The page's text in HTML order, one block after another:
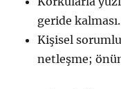
geride kalması.
Kişisel
netleşme;